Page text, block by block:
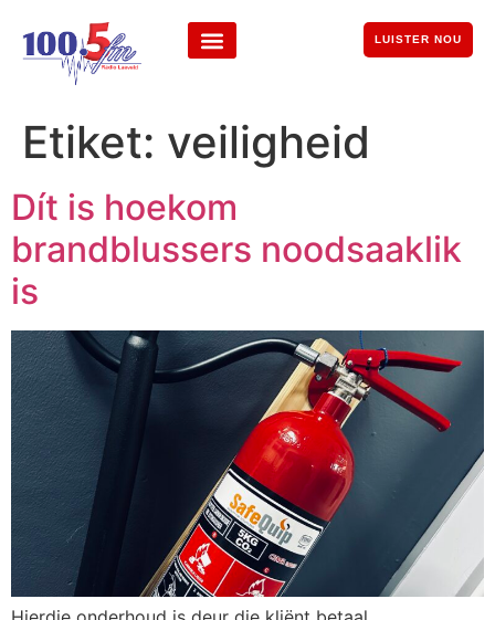
LUISTER NOU
Etiket: veiligheid
Dít is hoekom
brandblussers noodsaaklik
is